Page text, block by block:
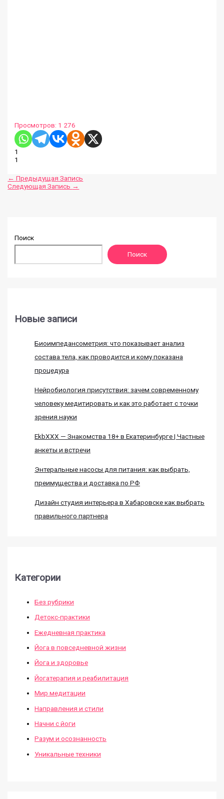
Просмотров: 1 276
1
1
← Предыдущая Запись
Следующая Запись →
Поиск
Поиск
Новые записи
Биоимпедансометрия: что показывает анализ
состава тела, как проводится и кому показана
процедура
Нейробиология присутствия: зачем современному
человеку медитировать и как это работает с точки
зрения науки
EkbXXX — Знакомства 18+ в Екатеринбурге | Частные
анкеты и встречи
Энтеральные насосы для питания: как выбрать,
преимущества и доставка по РФ
Дизайн студия интерьера в Хабаровске как выбрать
правильного партнера
Категории
Без рубрики
Детокс-практики
Ежедневная практика
Йога в повседневной жизни
Йога и здоровье
Йогатерапия и реабилитация
Мир медитации
Направления и стили
Начни с йоги
Разум и осознанность
Уникальные техники